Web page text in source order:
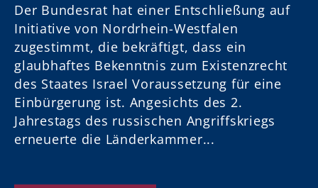
Der Bundesrat hat einer Entschließung auf
Initiative von Nordrhein-Westfalen
zugestimmt, die bekräftigt, dass ein
glaubhaftes Bekenntnis zum Existenzrecht
des Staates Israel Voraussetzung für eine
Einbürgerung ist. Angesichts des 2.
Jahrestags des russischen Angriffskriegs
erneuerte die Länderkammer...